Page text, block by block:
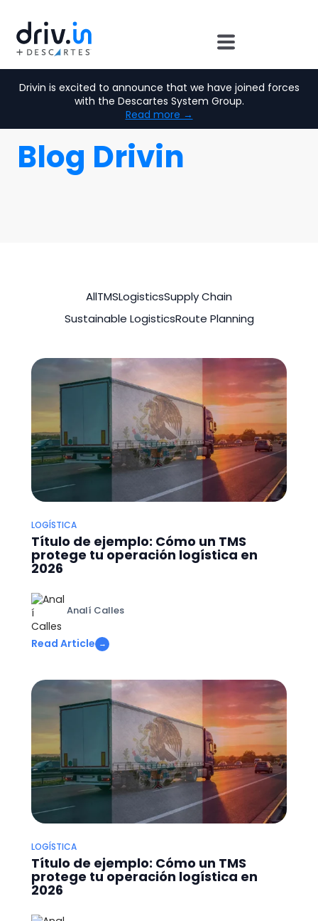
Drivin is excited to announce that we have joined forces
with the Descartes System Group.
Read more →
Blog Drivin
AllTMSLogisticsSupply Chain
Sustainable LogisticsRoute Planning
LOGÍSTICA
Título de ejemplo: Cómo un TMS
protege tu operación logística en
2026
Analí Calles
Read Article →
LOGÍSTICA
Título de ejemplo: Cómo un TMS
protege tu operación logística en
2026